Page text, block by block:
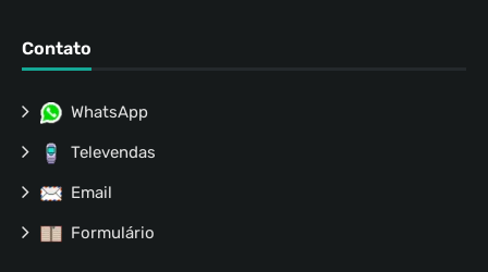
Contato
WhatsApp
Televendas
Email
Formulário